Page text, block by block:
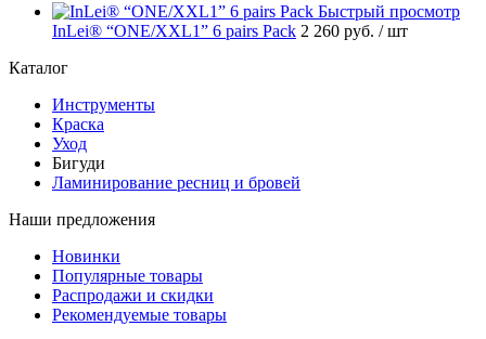
Быстрый просмотр
InLei® “ONE/XXL1” 6 pairs Pack 2 260 руб. / шт
Каталог
Инструменты
Краска
Уход
Бигуди
Ламинирование ресниц и бровей
Наши предложения
Новинки
Популярные товары
Распродажи и скидки
Рекомендуемые товары